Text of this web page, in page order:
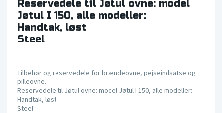
Reservedele til Jøtul ovne: model
Jøtul I 150, alle modeller:
Handtak, løst
Steel
Tilbehør og reservedele for brændeovne, pejseindsatse og
pilleovne.
Reservedele til Jøtul ovne: model Jøtul I 150, alle modeller:
Handtak, løst
Steel